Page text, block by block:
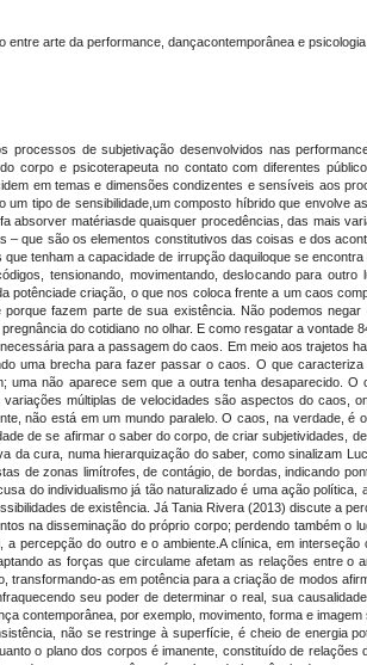
arte da performance, dançacontemporânea e
de subjetivação desenvolvidos nas
corpo e psicoterapeuta no contato com diferentes
em temas e dimensões condizentes e sensíveis aos
tipo de sensibilidade,um composto híbrido que envolve
absorver matériasde quaisquer procedências, das mais
– que são os elementos constitutivos das coisas e dos
tenham a capacidade de irrupção daquiloque se
tensionando, movimentando, deslocando para
potênciade criação, o que nos coloca frente a um caos
fazem parte de sua existência. Não podemos
do cotidiano no olhar. E como resgatar a
para a passagem do caos. Em meio aos trajetos
uma brecha para fazer passar o caos. O que
uma não aparece sem que a outra tenha desaparecido.
múltiplas de velocidades são aspectos do caos,
não está em um mundo paralelo. O caos, na verdade,
de se afirmar o saber do corpo, de criar subjetividades,
da cura, numa hierarquização do saber, como sinalizam
de zonas limítrofes, de contágio, de bordas, indicando
do individualismo já tão naturalizado é uma ação
de existência. Já Tania Rivera (2013) discute a
na disseminação do próprio corpo; perdendo também o
percepção do outro e o ambiente.A clínica, em
as forças que circulame afetam as relações entre o
as em potência para a criação de modos
seu poder de determinar o real, sua
contemporânea, por exemplo, movimento, forma e
não se restringe à superfície, é cheio de energia
o plano dos corpos é imanente, constituído de